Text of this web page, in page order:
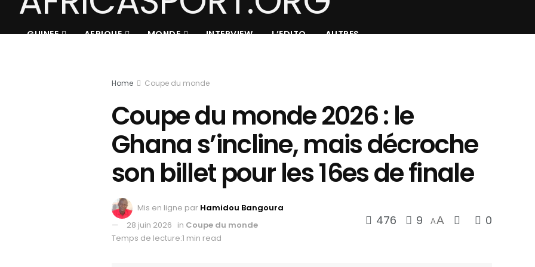
GUINEE AFRIQUE MONDE INTERVIEW L’EDITO AUTRES
Home Coupe du monde
Coupe du monde 2026 : le
Ghana s’incline, mais décroche
son billet pour les 16es de finale
Mis en ligne par Hamidou Bangoura
28 juin 2026 in Coupe du monde
Temps de lecture:1 min read
476 9 AA 0